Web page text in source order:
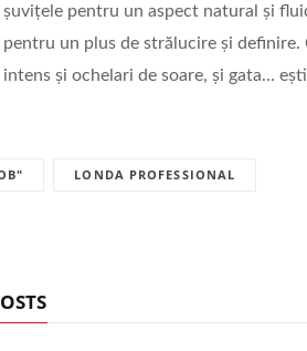
șuvițele pentru un aspect natural și
pentru un plus de strălucire și
intens și ochelari de soare, și gata…
LONDA PROFESSIONAL